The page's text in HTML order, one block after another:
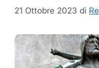
21 Ottobre 2023 di